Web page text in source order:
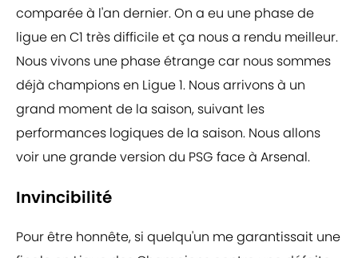
comparée à l'an dernier. On a eu une phase de
ligue en C1 très difficile et ça nous a rendu meilleur.
Nous vivons une phase étrange car nous sommes
déjà champions en Ligue 1. Nous arrivons à un
grand moment de la saison, suivant les
performances logiques de la saison. Nous allons
voir une grande version du PSG face à Arsenal.
Invincibilité
Pour être honnête, si quelqu'un me garantissait une